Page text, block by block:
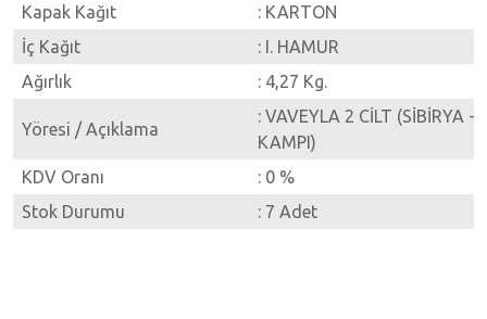
Kapak Kağıt
: KARTON
İç Kağıt
: I. HAMUR
Ağırlık
: 4,27 Kg.
Yöresi / Açıklama
: VAVEYLA 2 CİLT (SİBİRYA -
KAMPI)
KDV Oranı
: 0 %
Stok Durumu
: 7 Adet